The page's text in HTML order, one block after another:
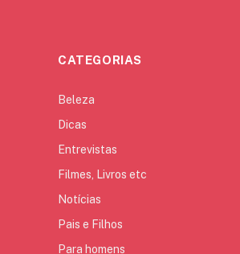
CATEGORIAS
Beleza
Dicas
Entrevistas
Filmes, Livros etc
Notícias
Pais e Filhos
Para homens